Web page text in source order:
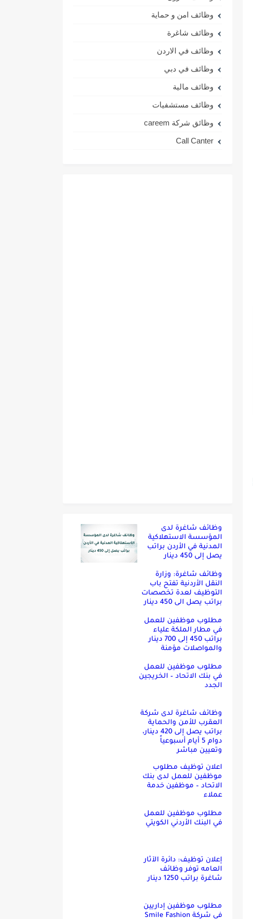
وظائف امن و حماية
وظائف شاغرة
وظائف في الاردن
وظائف في دبي
وظائف مالية
وظائف مستشفيات
وظائق شركة careem
Call Canter
وظائف شاغرة لدى
المؤسسة الاستهلاكية
المدنية في الأردن براتب
يصل إلى 450 دينار
وظائف شاغرة: وزارة
النقل الأردنية تفتح باب
التوظيف لعدة تخصصات
براتب يصل الى 450 دينار
مطلوب موظفين للعمل
في مطار الملكة علياء
براتب 450 إلى 700 دينار
والمواصلات مؤمنة
مطلوب موظفين للعمل
في بنك الاتحاد – الخريجين
الجدد
وظائف شاغرة لدى شركة
العقرب للأمن والحماية
براتب يصل إلى 420 دينار،
دوام 5 أيام أسبوعياً
وتعيين مباشر
اعلان توظيف مطلوب
موظفين للعمل لدى بنك
الاتحاد – موظفين خدمة
عملاء
مطلوب موظفين للعمل
في البنك الأردني الكويتي
إعلان توظيف: دائرة الآثار
العامه توفر وظائف
شاغرة براتب 1250 دينار
مطلوب موظفين إداريين
في شركة Smile Fashion